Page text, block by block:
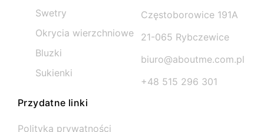
Swetry
Okrycia wierzchniowe
Bluzki
Sukienki
Częstoborowice 191A
21-065 Rybczewice
biuro@aboutme.com.pl
+48 515 296 301
Przydatne linki
Polityka prywatności